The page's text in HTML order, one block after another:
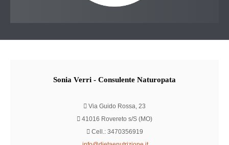
Sonia Verri - Consulente Naturopata
Via Guido Rossa, 23
41016 Rovereto s/S (MO)
Cell.: 3470356919